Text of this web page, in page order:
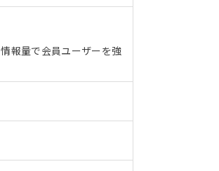
報量で会員ユーザーを強